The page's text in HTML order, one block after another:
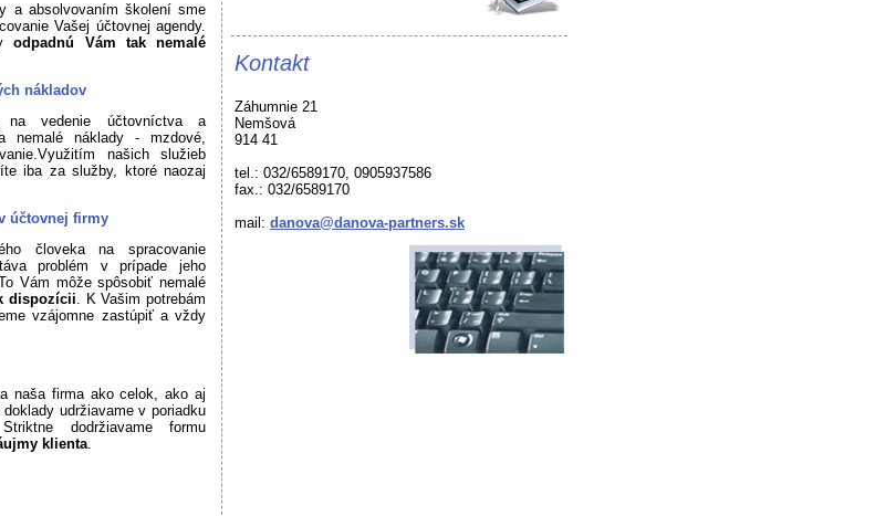
a absolvovaním školení sme
Vašej účtovnej agendy.
odpadnú Vám tak nemalé
nákladov
na vedenie účtovníctva a
nemalé náklady - mzdové,
našich služieb
iba za služby, ktoré naozaj
účtovnej firmy
človeka na spracovanie
problém v prípade jeho
Vám môže spôsobiť nemalé
dispozícii. K Vašim potrebám
vzájomne zastúpiť a vždy
naša firma ako celok, ako aj
udržiavame v poriadku
dodržiavame formu
klienta.
Kontakt
Záhumnie 21
Nemšová
914 41
tel.: 032/6589170, 0905937586
fax.: 032/6589170
mail: danova@danova-partners.sk